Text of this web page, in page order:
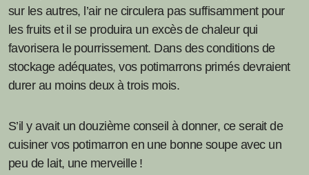
sur les autres, l’air ne circulera pas suffisamment pour
les fruits et il se produira un excès de chaleur qui
favorisera le pourrissement. Dans des conditions de
stockage adéquates, vos potimarrons primés devraient
durer au moins deux à trois mois.
S’il y avait un douzième conseil à donner, ce serait de
cuisiner vos potimarron en une bonne soupe avec un
peu de lait, une merveille !